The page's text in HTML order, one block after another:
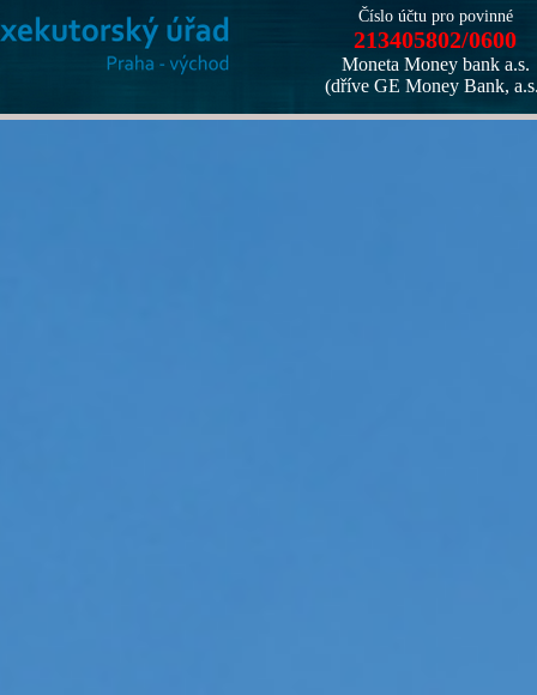
Číslo účtu pro povinné
213405802/0600
Moneta Money bank a.s.
(dříve GE Money Bank,